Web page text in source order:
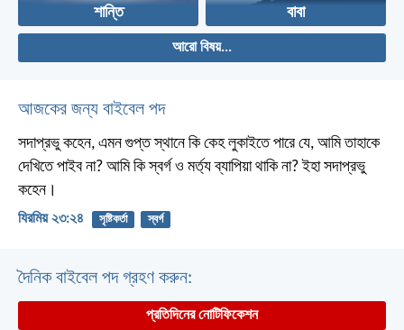
শান্তি বাবা
আরো বিষয়...
আজকের জন্য বাইবেল পদ
সদাপ্রভু কহেন, এমন গুপ্ত স্থানে কি কেহ লুকাইতে পারে যে, আমি তাহাকে
দেখিতে পাইব না? আমি কি স্বর্গ ও মর্ত্য ব্যাপিয়া থাকি না? ইহা সদাপ্রভু
কহেন।
যিরমিয় ২৩:২৪ সৃষ্টিকর্তা স্বর্গ
দৈনিক বাইবেল পদ গ্রহণ করুন:
প্রতিদিনের নোটিফিকেশন